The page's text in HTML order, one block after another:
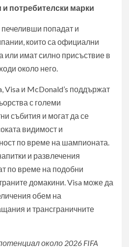
потребителски марки
попадат и
които са официални
или имат силно присъствие в
около него.
Visa и McDonald’s поддържат
с големи
събития и могат да се
видимост и
по време на шампионата.
и развлечения
по време на подобни
домакини. Visa може да
обем на
и трансграничните
около 2026 FIFA